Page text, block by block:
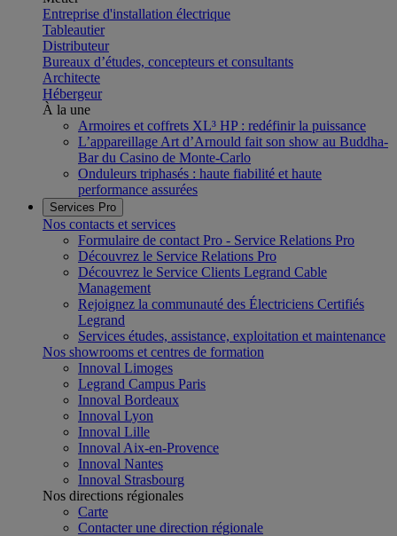
Entreprise d'installation électrique
Tableautier
Distributeur
Bureaux d’études, concepteurs et consultants
Architecte
Hébergeur
À la une
Armoires et coffrets XL³ HP : redéfinir la puissance
L’appareillage Art d’Arnould fait son show au Buddha-
Bar du Casino de Monte-Carlo
Onduleurs triphasés : haute fiabilité et haute
performance assurées
Services Pro
Nos contacts et services
Formulaire de contact Pro - Service Relations Pro
Découvrez le Service Relations Pro
Découvrez le Service Clients Legrand Cable
Management
Rejoignez la communauté des Électriciens Certifiés
Legrand
Services études, assistance, exploitation et maintenance
Nos showrooms et centres de formation
Innoval Limoges
Legrand Campus Paris
Innoval Bordeaux
Innoval Lyon
Innoval Lille
Innoval Aix-en-Provence
Innoval Nantes
Innoval Strasbourg
Nos directions régionales
Carte
Contacter une direction régionale